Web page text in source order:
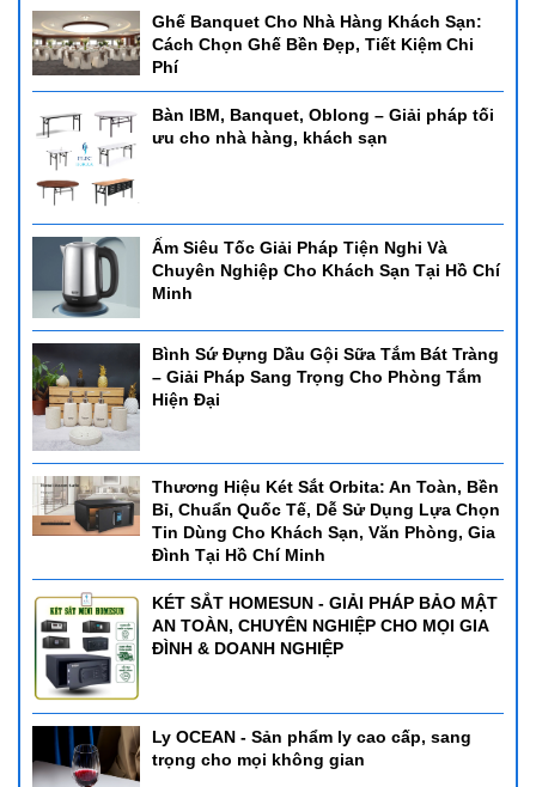
Ghế Banquet Cho Nhà Hàng Khách Sạn:
Cách Chọn Ghế Bền Đẹp, Tiết Kiệm Chi
Phí
Bàn IBM, Banquet, Oblong – Giải pháp tối
ưu cho nhà hàng, khách sạn
Ấm Siêu Tốc Giải Pháp Tiện Nghi Và
Chuyên Nghiệp Cho Khách Sạn Tại Hồ Chí
Minh
Bình Sứ Đựng Dầu Gội Sữa Tắm Bát Tràng
– Giải Pháp Sang Trọng Cho Phòng Tắm
Hiện Đại
Thương Hiệu Két Sắt Orbita: An Toàn, Bền
Bỉ, Chuẩn Quốc Tế, Dễ Sử Dụng Lựa Chọn
Tin Dùng Cho Khách Sạn, Văn Phòng, Gia
Đình Tại Hồ Chí Minh
KÉT SẮT HOMESUN - GIẢI PHÁP BẢO MẬT
AN TOÀN, CHUYÊN NGHIỆP CHO MỌI GIA
ĐÌNH & DOANH NGHIỆP
Ly OCEAN - Sản phẩm ly cao cấp, sang
trọng cho mọi không gian